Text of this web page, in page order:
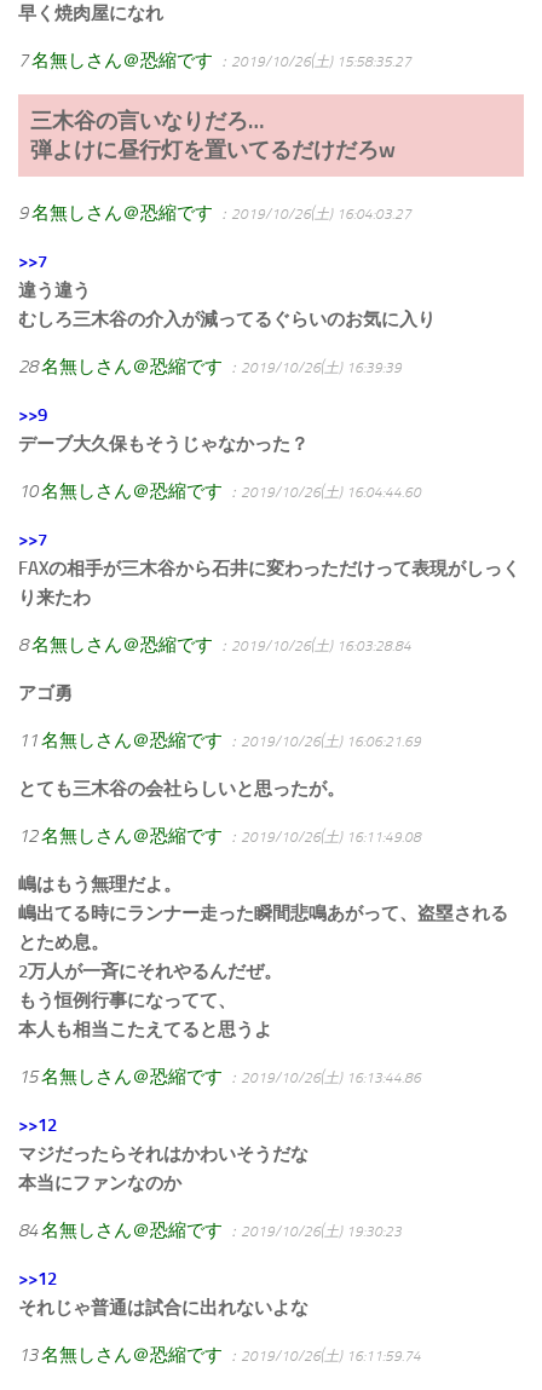
早く焼肉屋になれ
7名無しさん＠恐縮です ：2019/10/26(土) 15:58:35.27
三木谷の言いなりだろ…
弾よけに昼行灯を置いてるだけだろw
9名無しさん＠恐縮です ：2019/10/26(土) 16:04:03.27
>>7
違う違う
むしろ三木谷の介入が減ってるぐらいのお気に入り
28名無しさん＠恐縮です ：2019/10/26(土) 16:39:39
>>9
デーブ大久保もそうじゃなかった？
10名無しさん＠恐縮です ：2019/10/26(土) 16:04:44.60
>>7
FAXの相手が三木谷から石井に変わっただけって表現がしっく
り来たわ
8名無しさん＠恐縮です ：2019/10/26(土) 16:03:28.84
アゴ勇
11名無しさん＠恐縮です ：2019/10/26(土) 16:06:21.69
とても三木谷の会社らしいと思ったが。
12名無しさん＠恐縮です ：2019/10/26(土) 16:11:49.08
嶋はもう無理だよ。
嶋出てる時にランナー走った瞬間悲鳴あがって、盗塁される
とため息。
2万人が一斉にそれやるんだぜ。
もう恒例行事になってて、
本人も相当こたえてると思うよ
15名無しさん＠恐縮です ：2019/10/26(土) 16:13:44.86
>>12
マジだったらそれはかわいそうだな
本当にファンなのか
84名無しさん＠恐縮です ：2019/10/26(土) 19:30:23
>>12
それじゃ普通は試合に出れないよな
13名無しさん＠恐縮です ：2019/10/26(土) 16:11:59.74